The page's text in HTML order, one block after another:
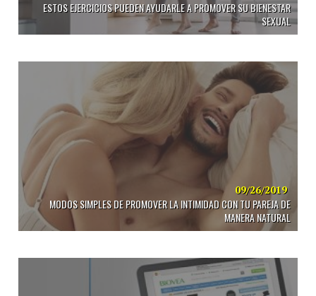
ESTOS EJERCICIOS PUEDEN AYUDARLE A PROMOVER SU BIENESTAR
SEXUAL
09/26/2019
MODOS SIMPLES DE PROMOVER LA INTIMIDAD CON TU PAREJA DE
MANERA NATURAL